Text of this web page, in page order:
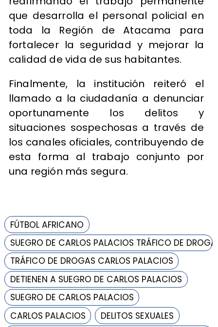
que desarrolla el personal policial en
toda la Región de Atacama para
fortalecer la seguridad y mejorar la
calidad de vida de sus habitantes.
Finalmente, la institución reiteró el
llamado a la ciudadanía a denunciar
oportunamente los delitos y
situaciones sospechosas a través de
los canales oficiales, contribuyendo de
esta forma al trabajo conjunto por
una región más segura.
FÚTBOL AFRICANO
SUEGRO DE CARLOS PALACIOS TRÁFICO DE DROGA
TRÁFICO DE DROGAS CARLOS PALACIOS
DETIENEN A SUEGRO DE CARLOS PALACIOS
SUEGRO DE CARLOS PALACIOS
CARLOS PALACIOS
DELITOS SEXUALES